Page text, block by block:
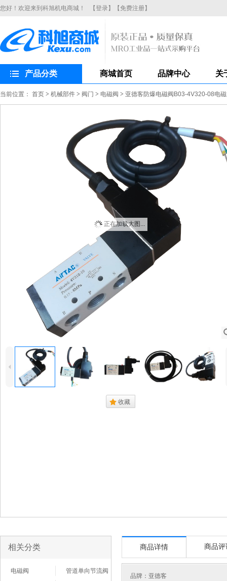
您好！欢迎来到科旭机电商城！ 【登录】 【免费注册】
产品分类 商城首页 品牌中心 关
当前位置： 首页 > 机械部件 > 阀门 > 电磁阀 > 亚德客防爆电磁阀B03-4V320-08电
正在加载大图...
4
. 收藏
相关分类
电磁阀
管道单向节流阀
商品详情 商品评
品牌： 亚德客